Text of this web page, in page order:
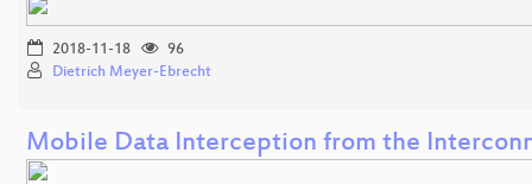
2018-11-18
96
Dietrich Meyer-Ebrecht
Mobile Data Interception from the